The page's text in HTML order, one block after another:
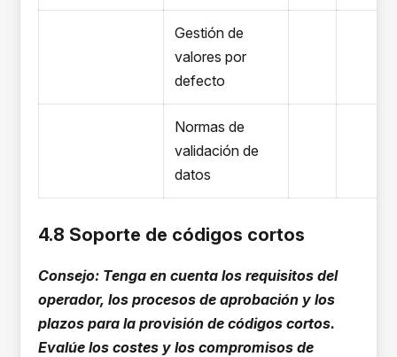
Gestión de
valores por
defecto
Normas de
validación de
datos
4.8 Soporte de códigos cortos
Consejo: Tenga en cuenta los requisitos del
operador, los procesos de aprobación y los
plazos para la provisión de códigos cortos.
Evalúe los costes y los compromisos de